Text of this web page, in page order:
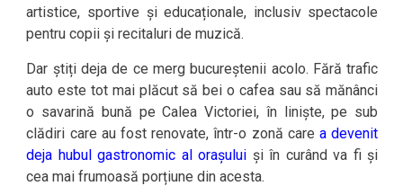
artistice, sportive și educaționale, inclusiv spectacole
pentru copii și recitaluri de muzică.
Dar știți deja de ce merg bucureștenii acolo. Fără trafic
auto este tot mai plăcut să bei o cafea sau să mănânci
o savarină bună pe Calea Victoriei, în liniște, pe sub
clădiri care au fost renovate, într-o zonă carea devenit
deja hubul gastronomic al orașului și în curând va fi și
cea mai frumoasă porțiune din acesta.